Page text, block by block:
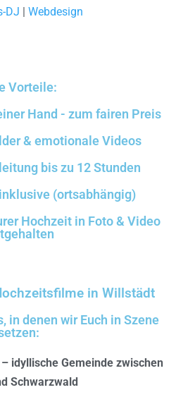
DJ | Webdesign
Vorteile:
Hand - zum fairen Preis
& emotionale Videos
bis zu 12 Stunden
(ortsabhängig)
Hochzeit in Foto & Video
in Willstädt
in denen wir Euch in Szene
idyllische Gemeinde zwischen
Schwarzwald